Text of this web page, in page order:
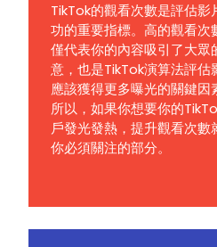
TikTok的觀看次數是評估影
功的重要指標。高的觀看次
僅代表你的內容吸引了大眾
意，也是TikTok演算法評估
應該獲得更多曝光的關鍵因
所以，如果你想要你的
戶發光發熱，提升觀看次數
你必須關注的部分。